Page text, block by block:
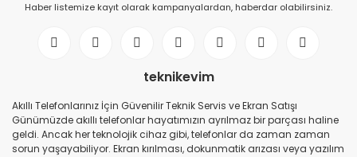
Haber listemize kayıt olarak kampanyalardan, haberdar olabilirsiniz.
teknikevim
Akıllı Telefonlarınız İçin Güvenilir Teknik Servis ve Ekran Satışı
Günümüzde akıllı telefonlar hayatımızın ayrılmaz bir parçası haline
geldi. Ancak her teknolojik cihaz gibi, telefonlar da zaman zaman
sorun yaşayabiliyor. Ekran kırılması, dokunmatik arızası veya yazılım